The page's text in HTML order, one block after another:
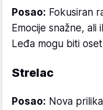
Posao: Fokusiran
Emocije snažne, ali
Leđa mogu biti
Strelac
Posao: Nova